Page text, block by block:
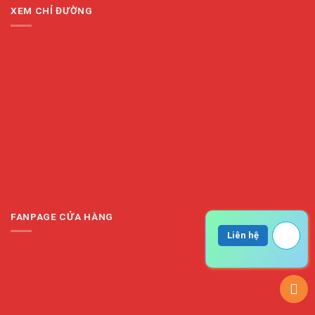
XEM CHỈ ĐƯỜNG
FANPAGE CỬA HÀNG
Liên hệ